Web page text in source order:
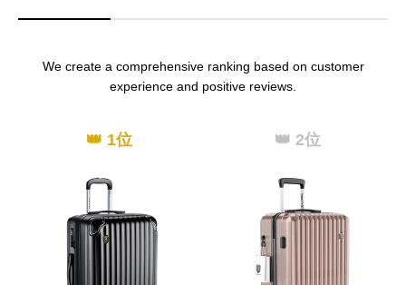
We create a comprehensive ranking based on customer
experience and positive reviews.
👑 1位 👑 2位